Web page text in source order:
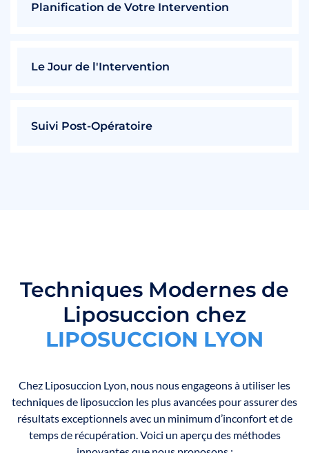
Planification de Votre Intervention
Le Jour de l'Intervention
Suivi Post-Opératoire
Techniques Modernes de
Liposuccion chez
LIPOSUCCION LYON
Chez Liposuccion Lyon, nous nous engageons à utiliser les
techniques de liposuccion les plus avancées pour assurer des
résultats exceptionnels avec un minimum d’inconfort et de
temps de récupération. Voici un aperçu des méthodes